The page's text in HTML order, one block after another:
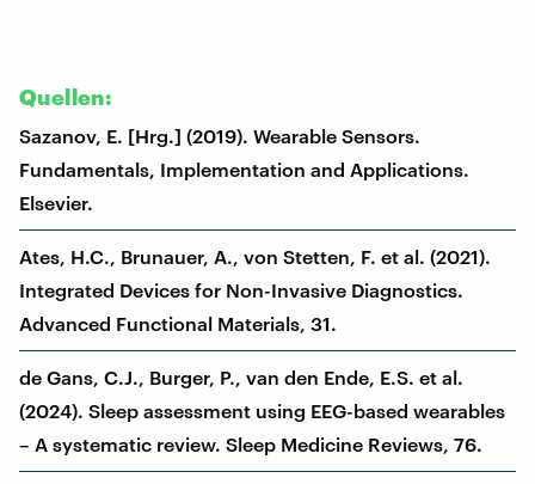
Quellen:
Sazanov, E. [Hrg.] (2019). Wearable Sensors.
Fundamentals, Implementation and Applications.
Elsevier.
Ates, H.C., Brunauer, A., von Stetten, F. et al. (2021).
Integrated Devices for Non-Invasive Diagnostics.
Advanced Functional Materials, 31.
de Gans, C.J., Burger, P., van den Ende, E.S. et al.
(2024). Sleep assessment using EEG-based wearables
– A systematic review. Sleep Medicine Reviews, 76.